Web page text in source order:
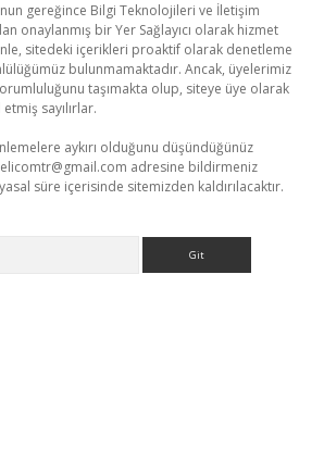
gereğince Bilgi Teknolojileri ve İletişim
onaylanmış bir Yer Sağlayıcı olarak hizmet
sitedeki içerikleri proaktif olarak denetleme
bulunmamaktadır. Ancak, üyelerimiz
taşımakta olup, siteye üye olarak
sayılırlar.
aykırı olduğunu düşündüğünüz
adresine bildirmeniz
süre içerisinde sitemizden kaldırılacaktır.